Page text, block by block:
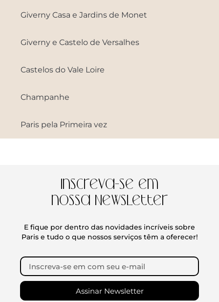
Giverny Casa e Jardins de Monet
Giverny e Castelo de Versalhes
Castelos do Vale Loire
Champanhe
Paris pela Primeira vez
Inscreva-se em
nossa Newsletter
E fique por dentro das novidades incríveis sobre
Paris e tudo o que nossos serviços têm a oferecer!
Assinar Newsletter